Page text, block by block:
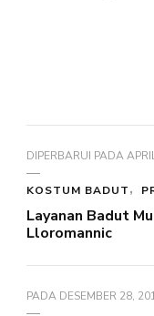
DIPERBARUI PADA
KOSTUM BADUT
Layanan Badut
Lloromannic
PADA DESEMBER 28,